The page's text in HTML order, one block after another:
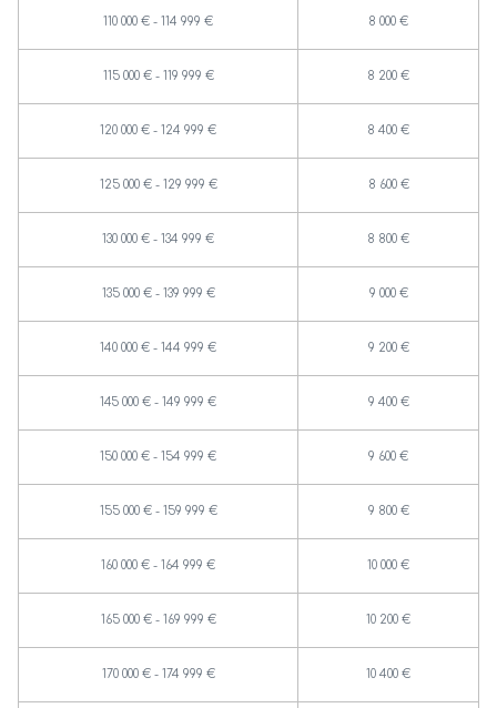
110 000 € - 114 999 € 8 000 €
115 000 € - 119 999 € 8 200 €
120 000 € - 124 999 € 8 400 €
125 000 € - 129 999 € 8 600 €
130 000 € - 134 999 € 8 800 €
135 000 € - 139 999 € 9 000 €
140 000 € - 144 999 € 9 200 €
145 000 € - 149 999 € 9 400 €
150 000 € - 154 999 € 9 600 €
155 000 € - 159 999 € 9 800 €
160 000 € - 164 999 € 10 000 €
165 000 € - 169 999 € 10 200 €
170 000 € - 174 999 € 10 400 €